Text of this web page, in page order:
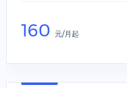
160 元/月起